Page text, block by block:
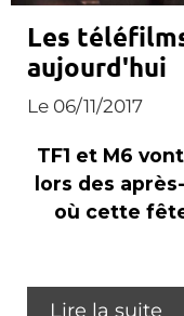
Les
aujourd'hui
Le 06/11/2017
TF1 et M6
lors des
où cette
Lire la suite